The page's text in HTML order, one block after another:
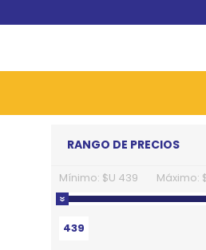
RANGO DE PRECIOS
Mínimo: $U 439 Máximo:
439